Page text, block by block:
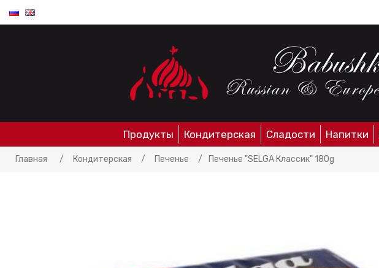
Продукты Кондитерская Сладости Напитки
Главная / Кондитерская / Печенье / Печенье "SELGA Классик" 180g